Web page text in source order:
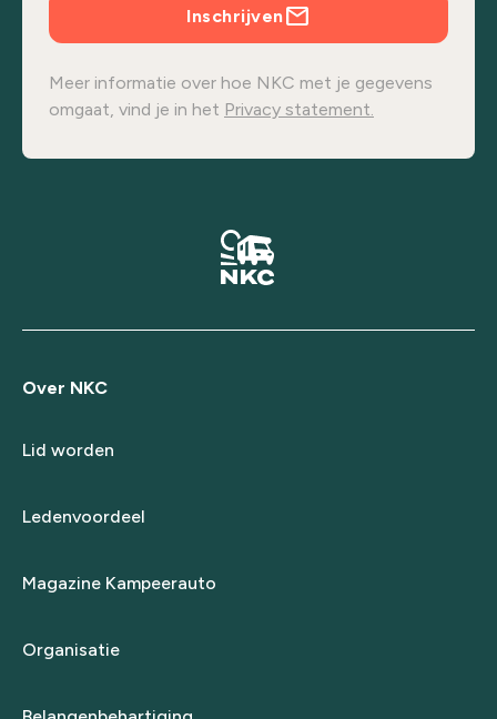
Inschrijven
Meer informatie over hoe NKC met je gegevens
omgaat, vind je in het Privacy statement.
Over NKC
Lid worden
Ledenvoordeel
Magazine Kampeerauto
Organisatie